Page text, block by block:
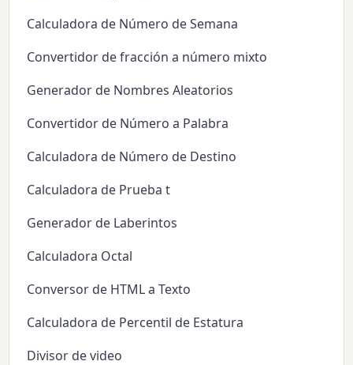
Calculadora de Número de Semana
Convertidor de fracción a número mixto
Generador de Nombres Aleatorios
Convertidor de Número a Palabra
Calculadora de Número de Destino
Calculadora de Prueba t
Generador de Laberintos
Calculadora Octal
Conversor de HTML a Texto
Calculadora de Percentil de Estatura
Divisor de video